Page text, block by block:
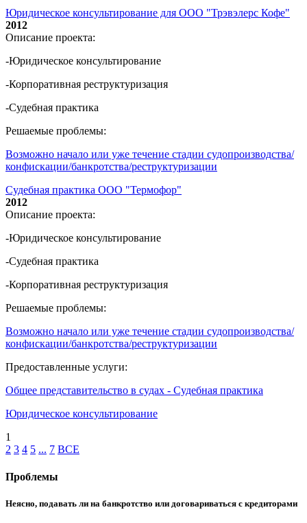
Юридическое консультирование для ООО "Трэвэлерс Кофе"
2012
Описание проекта:
-Юридическое консультирование
-Корпоративная реструктуризация
-Судебная практика
Решаемые проблемы:
Возможно начало или уже течение стадии судопроизводства/
конфискации/банкротства/реструктуризации
Судебная практика ООО "Термофор"
2012
Описание проекта:
-Юридическое консультирование
-Судебная практика
-Корпоративная реструктуризация
Решаемые проблемы:
Возможно начало или уже течение стадии судопроизводства/
конфискации/банкротства/реструктуризации
Предоставленные услуги:
Общее представительство в судах - Судебная практика
Юридическое консультирование
1
2 3 4 5 ... 7 ВСЕ
Проблемы
Неясно, подавать ли на банкротство или договариваться с кредиторами